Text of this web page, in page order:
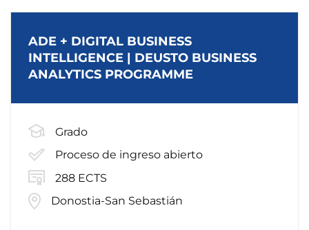
ADE + DIGITAL BUSINESS
INTELLIGENCE | DEUSTO BUSINESS
ANALYTICS PROGRAMME
Grado
Proceso de ingreso abierto
288 ECTS
Donostia-San Sebastián